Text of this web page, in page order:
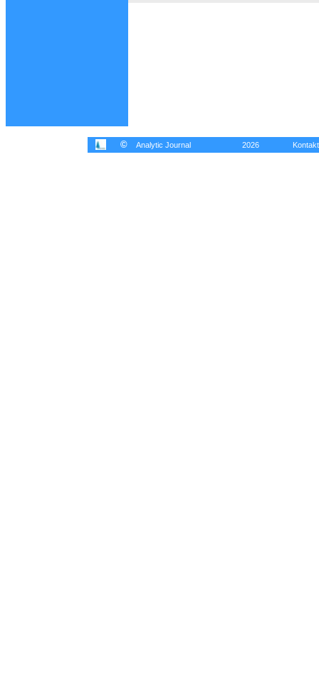
© Analytic Journal 2026 Kontakt